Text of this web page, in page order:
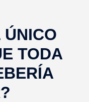
TODA